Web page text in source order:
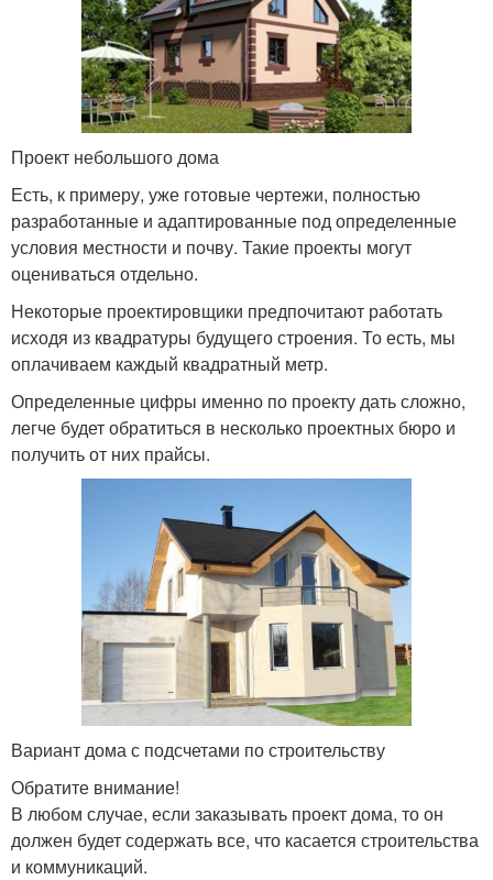
Проект небольшого дома
Есть, к примеру, уже готовые чертежи, полностью
разработанные и адаптированные под определенные
условия местности и почву. Такие проекты могут
оцениваться отдельно.
Некоторые проектировщики предпочитают работать
исходя из квадратуры будущего строения. То есть, мы
оплачиваем каждый квадратный метр.
Определенные цифры именно по проекту дать сложно,
легче будет обратиться в несколько проектных бюро и
получить от них прайсы.
Вариант дома с подсчетами по строительству
Обратите внимание!
В любом случае, если заказывать проект дома, то он
должен будет содержать все, что касается строительства
и коммуникаций.